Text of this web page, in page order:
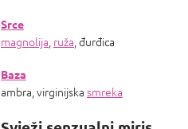
Srce
magnolija ruža , đurđica
Baza
ambra, virginijska smreka